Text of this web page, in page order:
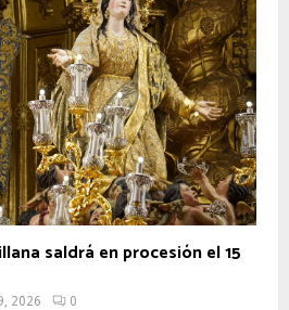
saldrá en procesión el 15
2026 0